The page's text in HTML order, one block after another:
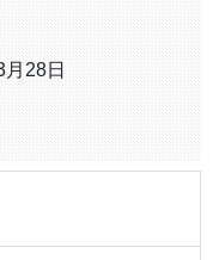
28日